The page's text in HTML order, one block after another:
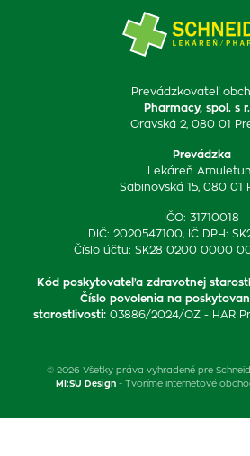
Prevádzkovateľ
Pharmacy, spol. s
Oravská 2, 080 01
Prevádzka
Lekáreň
Sabinovská 15, 080 01
IČO: 31710018
DIČ: 2020547100, IČ DPH:
Číslo účtu: SK28 0200 0000
Kód poskytovateľa zdravotnej
Číslo povolenia na
starostlivosti: 03886/2024/OZ - HAR
© 2026 Všetky práva vyhradené pre
MI:SU Design- Tvoríme internetové